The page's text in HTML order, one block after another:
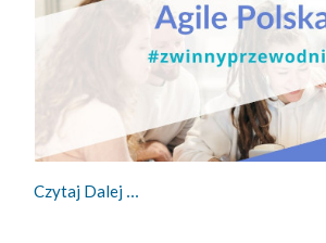
Czytaj Dalej